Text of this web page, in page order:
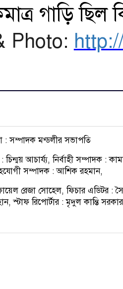
গাড়ি ছিল
Photo:
: সম্পাদক মন্ডলীর সভাপতি
আচার্য্য, নির্বাহী সম্পাদক :
সম্পাদক : আশিক রহমান,
রেজা সোহেল, ফিচার এডিটর :
স্টাফ রিপোর্টার : মৃদুল কান্তি